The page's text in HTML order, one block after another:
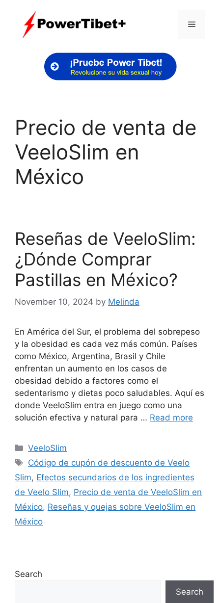
content
Menu
Precio de venta de
VeeloSlim en
México
Reseñas de VeeloSlim:
¿Dónde Comprar
Pastillas en México?
November 10, 2024 by Melinda
En América del Sur, el problema del sobrepeso
y la obesidad es cada vez más común. Países
como México, Argentina, Brasil y Chile
enfrentan un aumento en los casos de
obesidad debido a factores como el
sedentarismo y dietas poco saludables. Aquí es
donde VeeloSlim entra en juego como una
solución efectiva y natural para … Read more
Categories
VeeloSlim
Tags
Código de cupón de descuento de Veelo
Slim, Efectos secundarios de los ingredientes
de Veelo Slim, Precio de venta de VeeloSlim en
México, Reseñas y quejas sobre VeeloSlim en
México
Search
Search